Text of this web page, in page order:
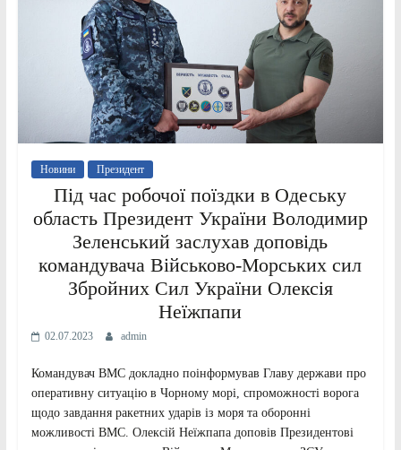
Новини Президент
Під час робочої поїздки в Одеську
область Президент України Володимир
Зеленський заслухав доповідь
командувача Військово-Морських сил
Збройних Сил України Олексія
Неїжпапи
02.07.2023 admin
Командувач ВМС докладно поінформував Главу держави про
оперативну ситуацію в Чорному морі, спроможності ворога
щодо завдання ракетних ударів із моря та оборонні
можливості ВМС. Олексій Неїжпапа доповів Президентові